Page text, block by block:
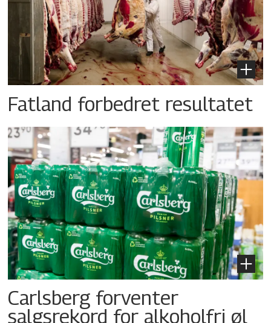
Fatland forbedret resultatet
Carlsberg forventer
salgsrekord for alkoholfri øl